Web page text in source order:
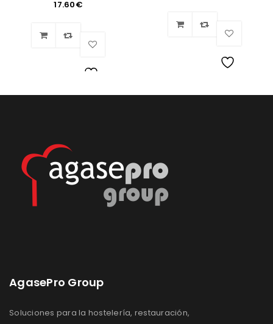
17.60€
Lista
AgasePro Group
Soluciones para la hostelería, restauración,